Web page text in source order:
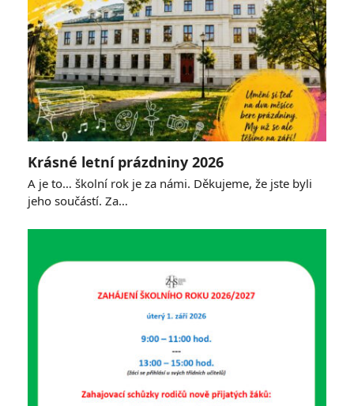
Krásné letní prázdniny 2026
A je to… školní rok je za námi. Děkujeme, že jste byli
jeho součástí. Za…